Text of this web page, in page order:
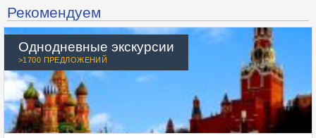
Рекомендуем
Однодневные экскурсии
>1700 ПРЕДЛОЖЕНИЙ